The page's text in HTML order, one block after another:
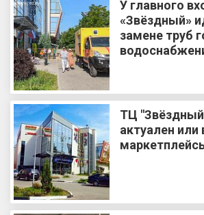
У главного
«Звёздный»
замене труб
ТЦ
актуален